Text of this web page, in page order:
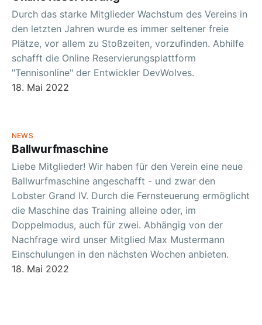
Durch das starke Mitglieder Wachstum des Vereins in
den letzten Jahren wurde es immer seltener freie
Plätze, vor allem zu Stoßzeiten, vorzufinden. Abhilfe
schafft die Online Reservierungsplattform
"Tennisonline" der Entwickler DevWolves.
18. Mai 2022
NEWS
Ballwurfmaschine
Liebe Mitglieder! Wir haben für den Verein eine neue
Ballwurfmaschine angeschafft - und zwar den
Lobster Grand IV. Durch die Fernsteuerung ermöglicht
die Maschine das Training alleine oder, im
Doppelmodus, auch für zwei. Abhängig von der
Nachfrage wird unser Mitglied Max Mustermann
Einschulungen in den nächsten Wochen anbieten.
18. Mai 2022